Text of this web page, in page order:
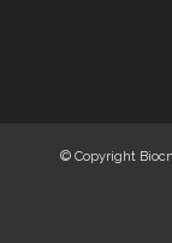
© Copyright